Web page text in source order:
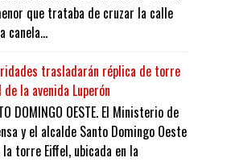
que trataba de cruzar la calle
canela...
trasladarán réplica de torre
de la avenida Luperón
DOMINGO OESTE. El Ministerio de
y el alcalde Santo Domingo Oeste
torre Eiffel, ubicada en la